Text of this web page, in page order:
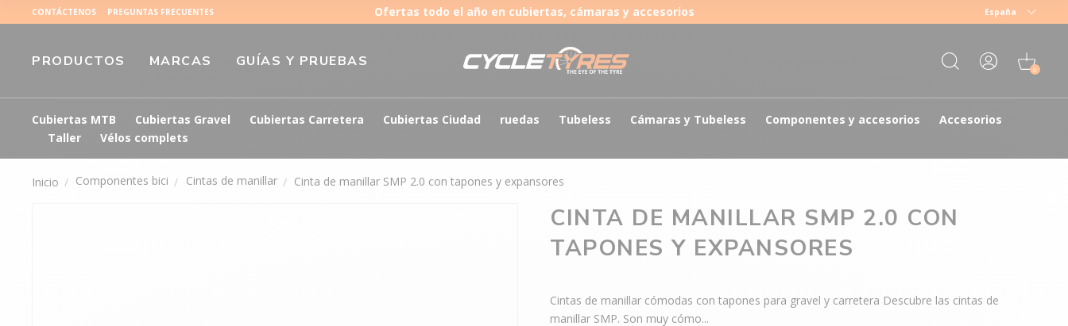
Ofertas todo el año en cubiertas, cámaras y accesorios
CONTÁCTENOS PREGUNTAS FRECUENTES España
PRODUCTOS MARCAS GUÍAS Y PRUEBAS 0
Cubiertas MTB Cubiertas Gravel Cubiertas Carretera Cubiertas Ciudad ruedas Tubeless Cámaras y Tubeless Componentes y accesorios
Accesorios
Taller
Vélos complets
Inicio Componentes bici Cintas de manillar Cinta de manillar SMP 2.0 con tapones y expansores
CINTA DE MANILLAR SMP 2.0 CON
TAPONES Y EXPANSORES
Cintas de manillar cómodas con tapones para gravel y carretera Descubre las cintas de
manillar SMP. Son muy cómo...